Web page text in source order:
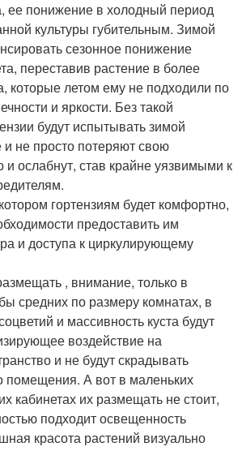
ее понижение в холодный период
культуры губительным. Зимой
сезонное понижение
переставив растение в более
которые летом ему не подходили по
и яркости. Без такой
будут испытывать зимой
и не просто потеряют свою
и ослабнут, став крайне уязвимыми к
гортензиям будет комфортно,
предоставить им
и доступа к циркулирующему
, внимание, только в
средних по размеру комнатах, в
и массивность куста будут
воздействие на
и не будут скрадывать
помещения. А вот в маленьких
кабинетах их размещать не стоит,
подходит освещенность
красота растений визуально